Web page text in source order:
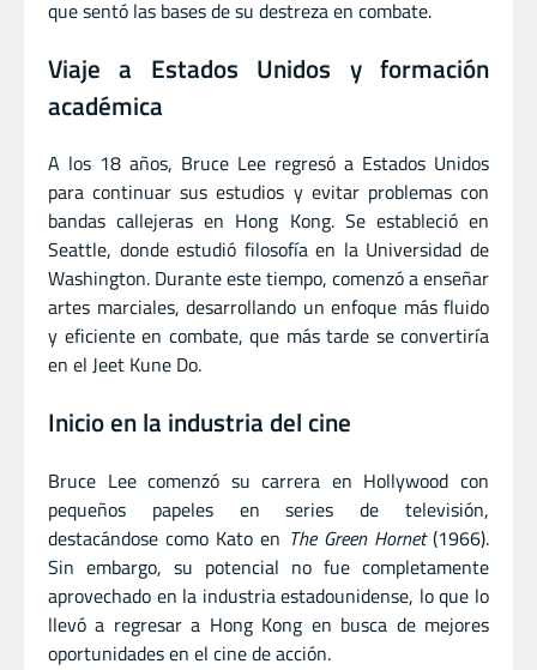
que sentó las bases de su destreza en combate.
Viaje a Estados Unidos y formación
académica
A los 18 años, Bruce Lee regresó a Estados Unidos
para continuar sus estudios y evitar problemas con
bandas callejeras en Hong Kong. Se estableció en
Seattle, donde estudió filosofía en la Universidad de
Washington. Durante este tiempo, comenzó a enseñar
artes marciales, desarrollando un enfoque más fluido
y eficiente en combate, que más tarde se convertiría
en el Jeet Kune Do.
Inicio en la industria del cine
Bruce Lee comenzó su carrera en Hollywood con
pequeños papeles en series de televisión,
destacándose como Kato en The Green Hornet(1966).
Sin embargo, su potencial no fue completamente
aprovechado en la industria estadounidense, lo que lo
llevó a regresar a Hong Kong en busca de mejores
oportunidades en el cine de acción.